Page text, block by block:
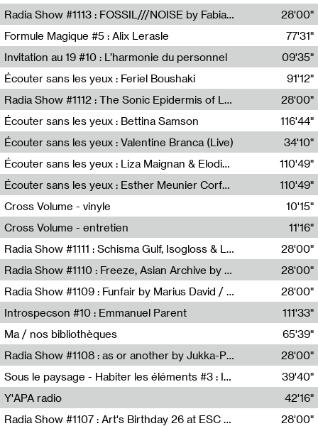
Mateo Cuin
Radia Show #1113 : FOSSIL///NOISE by Fabiana Gibim / Wave Farm
Wave Farm
28'00"
Formule Magique #5 : Alix Lerasle
Nathalie Lacroix
77'31"
Invitation au 19 #10 : L’harmonie du personnel
19, CRAC
09'35"
Écouter sans les yeux : Feriel Boushaki
Feriel Boushaki
91'12"
Radia Show #1112 : The Sonic Epidermis of Lake Léman by Paul Courlet / Guest Slot
28'00"
Écouter sans les yeux : Bettina Samson
Bettina Samson
116'44"
Écouter sans les yeux : Valentine Branca (Live)
Valentine Branca
34'10"
Écouter sans les yeux : Liza Maignan & Elodie Lecat
Liza Maignan,Elodie Lecat
110'49"
Écouter sans les yeux : Esther Meunier Corfdyr
Esther Meunier Corfdyr
110'49"
Cross Volume - vinyle
10'15"
Cross Volume - entretien
11'16"
Radia Show #1111 : Schisma Gulf, Isogloss & Lament For The Old Clock By Harvey Young / Resonance
Resonance
28'00"
Radia Show #1110 : Freeze, Asian Archive by Avita Maheen / Radio Worm
Radio WORM
28'00"
Radia Show #1109 : Funfair by Marius David / JET FM
Jet FM
28'00"
Introspecson #10 : Emmanuel Parent
Pierre Henry,Emmanuel Parent
111'33"
Ma / nos bibliothèques
Sarah Tritz,Elene Lapiashivili,Justin Marconnet,Mateo Cuche,Esther Lechevalier,Suzie Lecroart,Romance Castelet
65'39"
Radia Show #1108 : as or another by Jukka-Pekka Kervinen / Rádio Zero
Radio Zero
28'00"
Sous le paysage - Habiter les éléments #3 : Interprétations, rituels et symboliques des éléments
Nastassja Martin
39'40"
Y'APA radio
Pierrick Mouton
42'16"
Radia Show #1107 : Art's Birthday 26 at ESC - Medien Kunst Labor
28'00"